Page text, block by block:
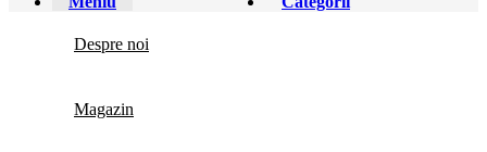
Despre noi
Magazin